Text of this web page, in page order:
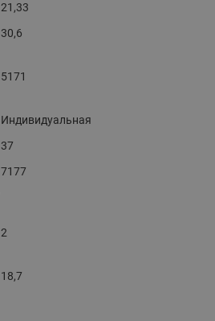
21,33
30,6
5171
Индивидуальная
37
7177
2
18,7